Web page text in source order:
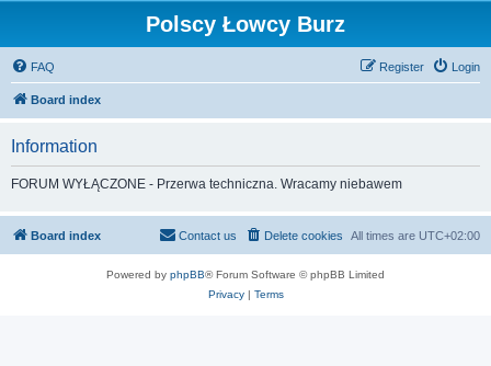
Polscy Łowcy Burz
FAQ Login
Register
Board index
Information
FORUM WYŁĄCZONE - Przerwa techniczna. Wracamy niebawem
Board index All times are UTC+02:00
Delete cookies
Contact us
Powered by phpBB® Forum Software © phpBB Limited
Privacy| Terms